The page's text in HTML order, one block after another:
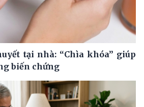
tại nhà: “Chìa khóa” giúp
biến chứng